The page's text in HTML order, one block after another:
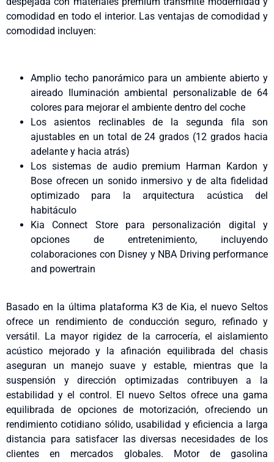
comodidad en todo el interior. Las ventajas de comodidad y
comodidad incluyen:
Amplio techo panorámico para un ambiente abierto y
aireado Iluminación ambiental personalizable de 64
colores para mejorar el ambiente dentro del coche
Los asientos reclinables de la segunda fila son
ajustables en un total de 24 grados (12 grados hacia
adelante y hacia atrás)
Los sistemas de audio premium Harman Kardon y
Bose ofrecen un sonido inmersivo y de alta fidelidad
optimizado para la arquitectura acústica del
habitáculo
Kia Connect Store para personalización digital y
opciones de entretenimiento, incluyendo
colaboraciones con Disney y NBA Driving performance
and powertrain
Basado en la última plataforma K3 de Kia, el nuevo Seltos
ofrece un rendimiento de conducción seguro, refinado y
versátil. La mayor rigidez de la carrocería, el aislamiento
acústico mejorado y la afinación equilibrada del chasis
aseguran un manejo suave y estable, mientras que la
suspensión y dirección optimizadas contribuyen a la
estabilidad y el control. El nuevo Seltos ofrece una gama
equilibrada de opciones de motorización, ofreciendo un
rendimiento cotidiano sólido, usabilidad y eficiencia a larga
distancia para satisfacer las diversas necesidades de los
clientes en mercados globales. Motor de gasolina